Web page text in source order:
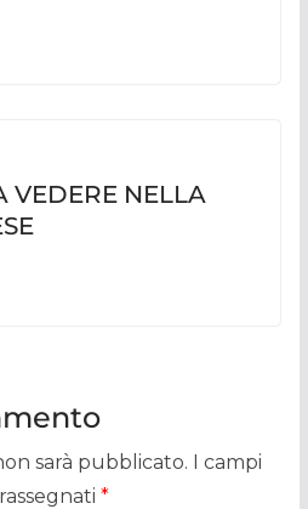
VEDERE NELLA
sarà pubblicato. I campi
*